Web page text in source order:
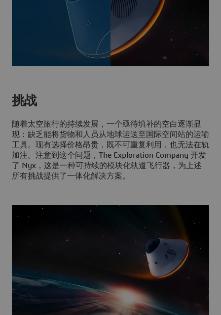
挑战
随着太空旅行的持续发展，一个亟待填补的空白逐渐显
现：缺乏能将货物和人员从地球运送至国际空间站的运输
工具。现有选择价格昂贵，既不可重复利用，也无法在轨
加注。注意到这个问题，The Exploration Company 开发
了 Nyx，这是一种可持续的模块化轨道飞行器，为上述
所有挑战提供了一体化解决方案。